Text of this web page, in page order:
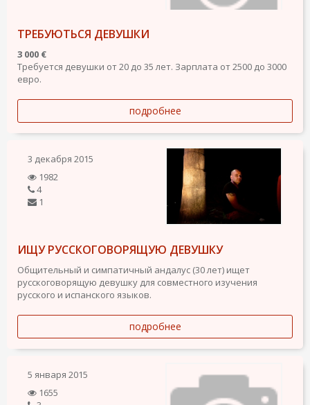
ТРЕБУЮТЬСЯ ДЕВУШКИ
3 000 €
Требуется девушки от 20 до 35 лет. Зарплата от 2500 до 3000
евро.
подробнее
3 декабря 2015
1982
4
1
ИЩУ РУССКОГОВОРЯЩУЮ ДЕВУШКУ
Общительный и симпатичный андалус (30 лет) ищет
русскоговорящую девушку для совместного изучения
русского и испанского языков.
подробнее
5 января 2015
1655